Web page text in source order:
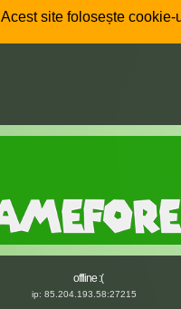
Acest site folosește
offline :(
ip: 85.204.193.58:27215